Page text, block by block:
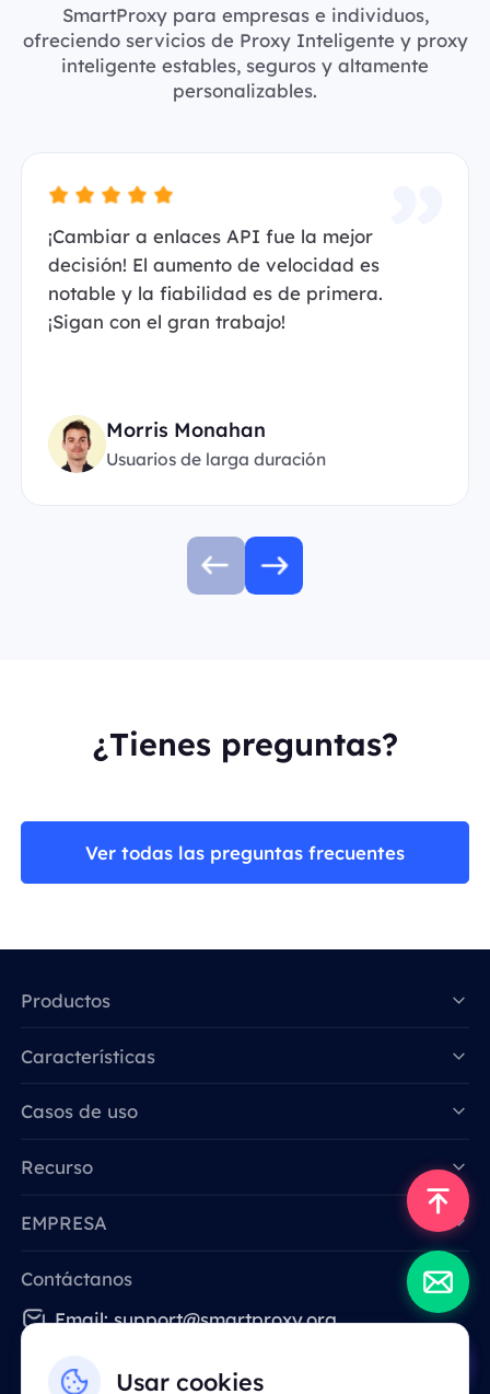
SmartProxy para empresas e individuos,
ofreciendo servicios de Proxy Inteligente y proxy
inteligente estables, seguros y altamente
personalizables.
¡Cambiar a enlaces API fue la mejor
decisión! El aumento de velocidad es
notable y la fiabilidad es de primera.
¡Sigan con el gran trabajo!
Morris Monahan
Usuarios de larga duración
¿Tienes preguntas?
Ver todas las preguntas frecuentes
Usar cookies
Productos
Características
Casos de uso
Recurso
EMPRESA
Contáctanos
Email: support@smartproxy.org